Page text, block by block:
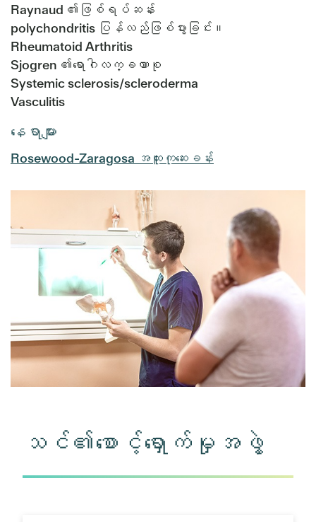
Raynaud ၏ဖြစ်ရပ်ဆန်း
polychondritis ပြန်လည်ဖြစ်ပွားခြင်း။
Rheumatoid Arthritis
Sjogren ၏ရောဂါလက္ခဏာစု
Systemic sclerosis/scleroderma
Vasculitis
နေရာများ
Rosewood-Zaragosa အထူးကုဆေးခန်း
သင်၏စောင့်ရှောက်မှုအဖွဲ့